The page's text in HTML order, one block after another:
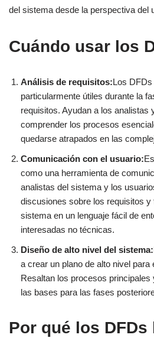
del sistema desde la perspectiva del
Cuándo usar los
Análisis de requisitos:Los
particularmente útiles durante la
requisitos. Ayudan a los analistas
comprender los procesos
quedarse atrapados en las
Comunicación con el usuario:
como una herramienta de
analistas del sistema y los
discusiones sobre los requisitos y
sistema en un lenguaje fácil de
interesadas no técnicas.
Diseño de alto nivel del sistema:
a crear un plano de alto nivel para
Resaltan los procesos
las bases para las fases
Por qué los